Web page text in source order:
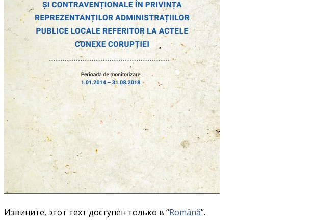
Извините, этот техт доступен только в “Română”.